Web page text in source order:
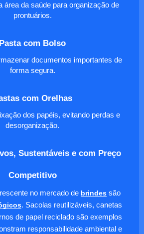
área da saúde para organização de
prontuários.
Pasta com Bolso
documentos importantes de
forma segura.
com Orelhas
dos papéis, evitando perdas e
desorganização.
Sustentáveis e com Preço
Competitivo
no mercado de brindes são
. Sacolas reutilizáveis, canetas
de papel reciclado são exemplos
responsabilidade ambiental e